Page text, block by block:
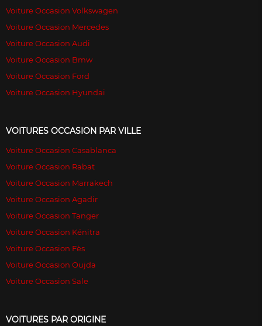
Voiture Occasion Volkswagen
Voiture Occasion Mercedes
Voiture Occasion Audi
Voiture Occasion Bmw
Voiture Occasion Ford
Voiture Occasion Hyundai
VOITURES OCCASION PAR VILLE
Voiture Occasion Casablanca
Voiture Occasion Rabat
Voiture Occasion Marrakech
Voiture Occasion Agadir
Voiture Occasion Tanger
Voiture Occasion Kénitra
Voiture Occasion Fès
Voiture Occasion Oujda
Voiture Occasion Sale
VOITURES PAR ORIGINE